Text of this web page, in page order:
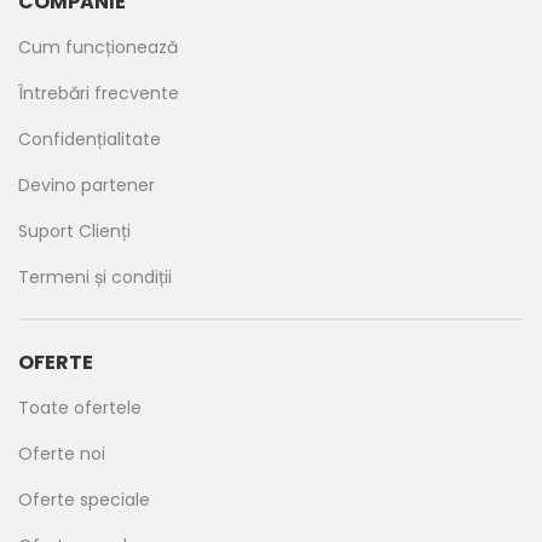
Cum funcționează
Întrebări frecvente
Confidențialitate
Devino partener
Suport Clienți
Termeni și condiții
OFERTE
Toate ofertele
Oferte noi
Oferte speciale